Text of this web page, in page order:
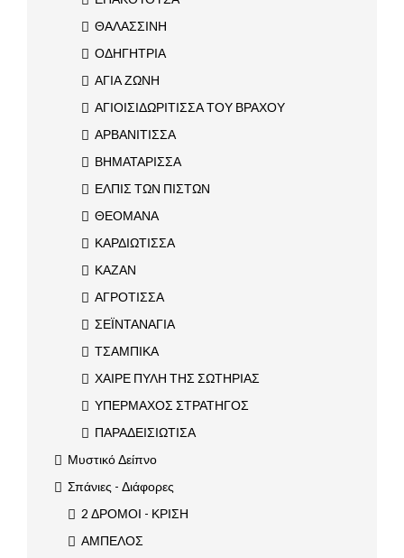
ΘΑΛΑΣΣΙΝΗ
ΟΔΗΓΗΤΡΙΑ
ΑΓΙΑ ΖΩΝΗ
ΑΓΙΟΙΣΙΔΩΡΙΤΙΣΣΑ ΤΟΥ ΒΡΑΧΟΥ
ΑΡΒΑΝΙΤΙΣΣΑ
ΒΗΜΑΤΑΡΙΣΣΑ
ΕΛΠΙΣ ΤΩΝ ΠΙΣΤΩΝ
ΘΕΟΜΑΝΑ
ΚΑΡΔΙΩΤΙΣΣΑ
ΚΑΖΑΝ
ΑΓΡΟΤΙΣΣΑ
ΣΕΪΝΤΑΝΑΓΙΑ
ΤΣΑΜΠΙΚΑ
ΧΑΙΡΕ ΠΥΛΗ ΤΗΣ ΣΩΤΗΡΙΑΣ
ΥΠΕΡΜΑΧΟΣ ΣΤΡΑΤΗΓΟΣ
ΠΑΡΑΔΕΙΣΙΩΤΙΣΑ
Μυστικό Δείπνο
Σπάνιες - Διάφορες
2 ΔΡΟΜΟΙ - ΚΡΙΣΗ
ΑΜΠΕΛΟΣ